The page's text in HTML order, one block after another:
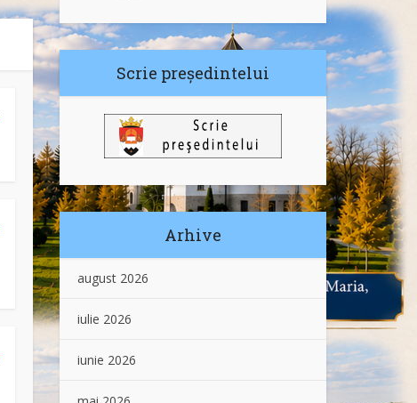
Scrie președintelui
Arhive
august 2026
iulie 2026
iunie 2026